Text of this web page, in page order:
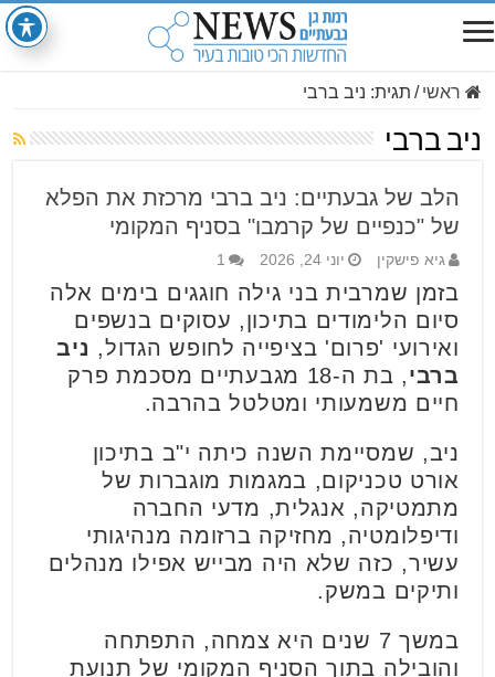
ראשי / תגית: ניב ברבי
ניב ברבי
הלב של גבעתיים: ניב ברבי מרכזת את הפלא
של "כנפיים של קרמבו" בסניף המקומי
גיא פישקין יוני 24, 2026 1
בזמן שמרבית בני גילה חוגגים בימים אלה
סיום הלימודים בתיכון, עסוקים בנשפים
ואירועי 'פרום' בציפייה לחופש הגדול, ניב
ברבי
, בת ה-18 מגבעתיים מסכמת פרק
חיים משמעותי ומטלטל בהרבה.
ניב, שמסיימת השנה כיתה י"ב בתיכון
אורט טכניקום, במגמות מוגברות של
מתמטיקה, אנגלית, מדעי החברה
ודיפלומטיה, מחזיקה ברזומה מנהיגותי
עשיר, כזה שלא היה מבייש אפילו מנהלים
ותיקים במשק.
במשך 7 שנים היא צמחה, התפתחה
והובילה בתוך הסניף המקומי של תנועת